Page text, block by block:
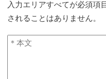
入力エリアすべてが必須項
されることはありません。